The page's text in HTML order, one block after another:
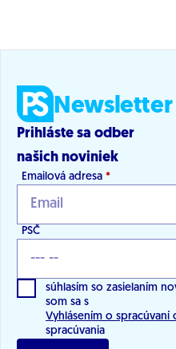
Newsletter
Prihláste sa odber
našich noviniek
Emailová adresa *
PSČ
súhlasím so zasielaním
som sa s
Vyhlásením o spracúvaní
spracúvania